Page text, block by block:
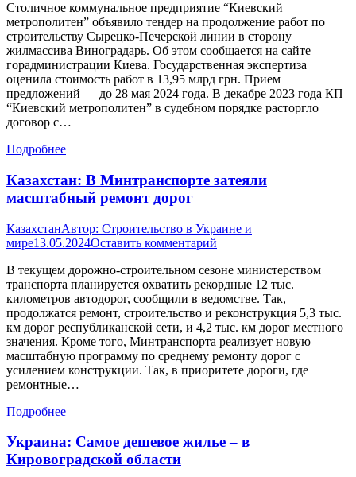
Столичное коммунальное предприятие “Киевский
метрополитен” объявило тендер на продолжение работ по
строительству Сырецко-Печерской линии в сторону
жилмассива Виноградарь. Об этом сообщается на сайте
горадминистрации Киева. Государственная экспертиза
оценила стоимость работ в 13,95 млрд грн. Прием
предложений — до 28 мая 2024 года. В декабре 2023 года КП
“Киевский метрополитен” в судебном порядке расторгло
договор с…
Подробнее
Казахстан: В Минтранспорте затеяли
масштабный ремонт дорог
КазахстанАвтор: Строительство в Украине и
мире13.05.2024Оставить комментарий
В текущем дорожно-строительном сезоне министерством
транспорта планируется охватить рекордные 12 тыс.
километров автодорог, сообщили в ведомстве. Так,
продолжатся ремонт, строительство и реконструкция 5,3 тыс.
км дорог республиканской сети, и 4,2 тыс. км дорог местного
значения. Кроме того, Минтранспорта реализует новую
масштабную программу по среднему ремонту дорог с
усилением конструкции. Так, в приоритете дороги, где
ремонтные…
Подробнее
Украина: Самое дешевое жилье – в
Кировоградской области